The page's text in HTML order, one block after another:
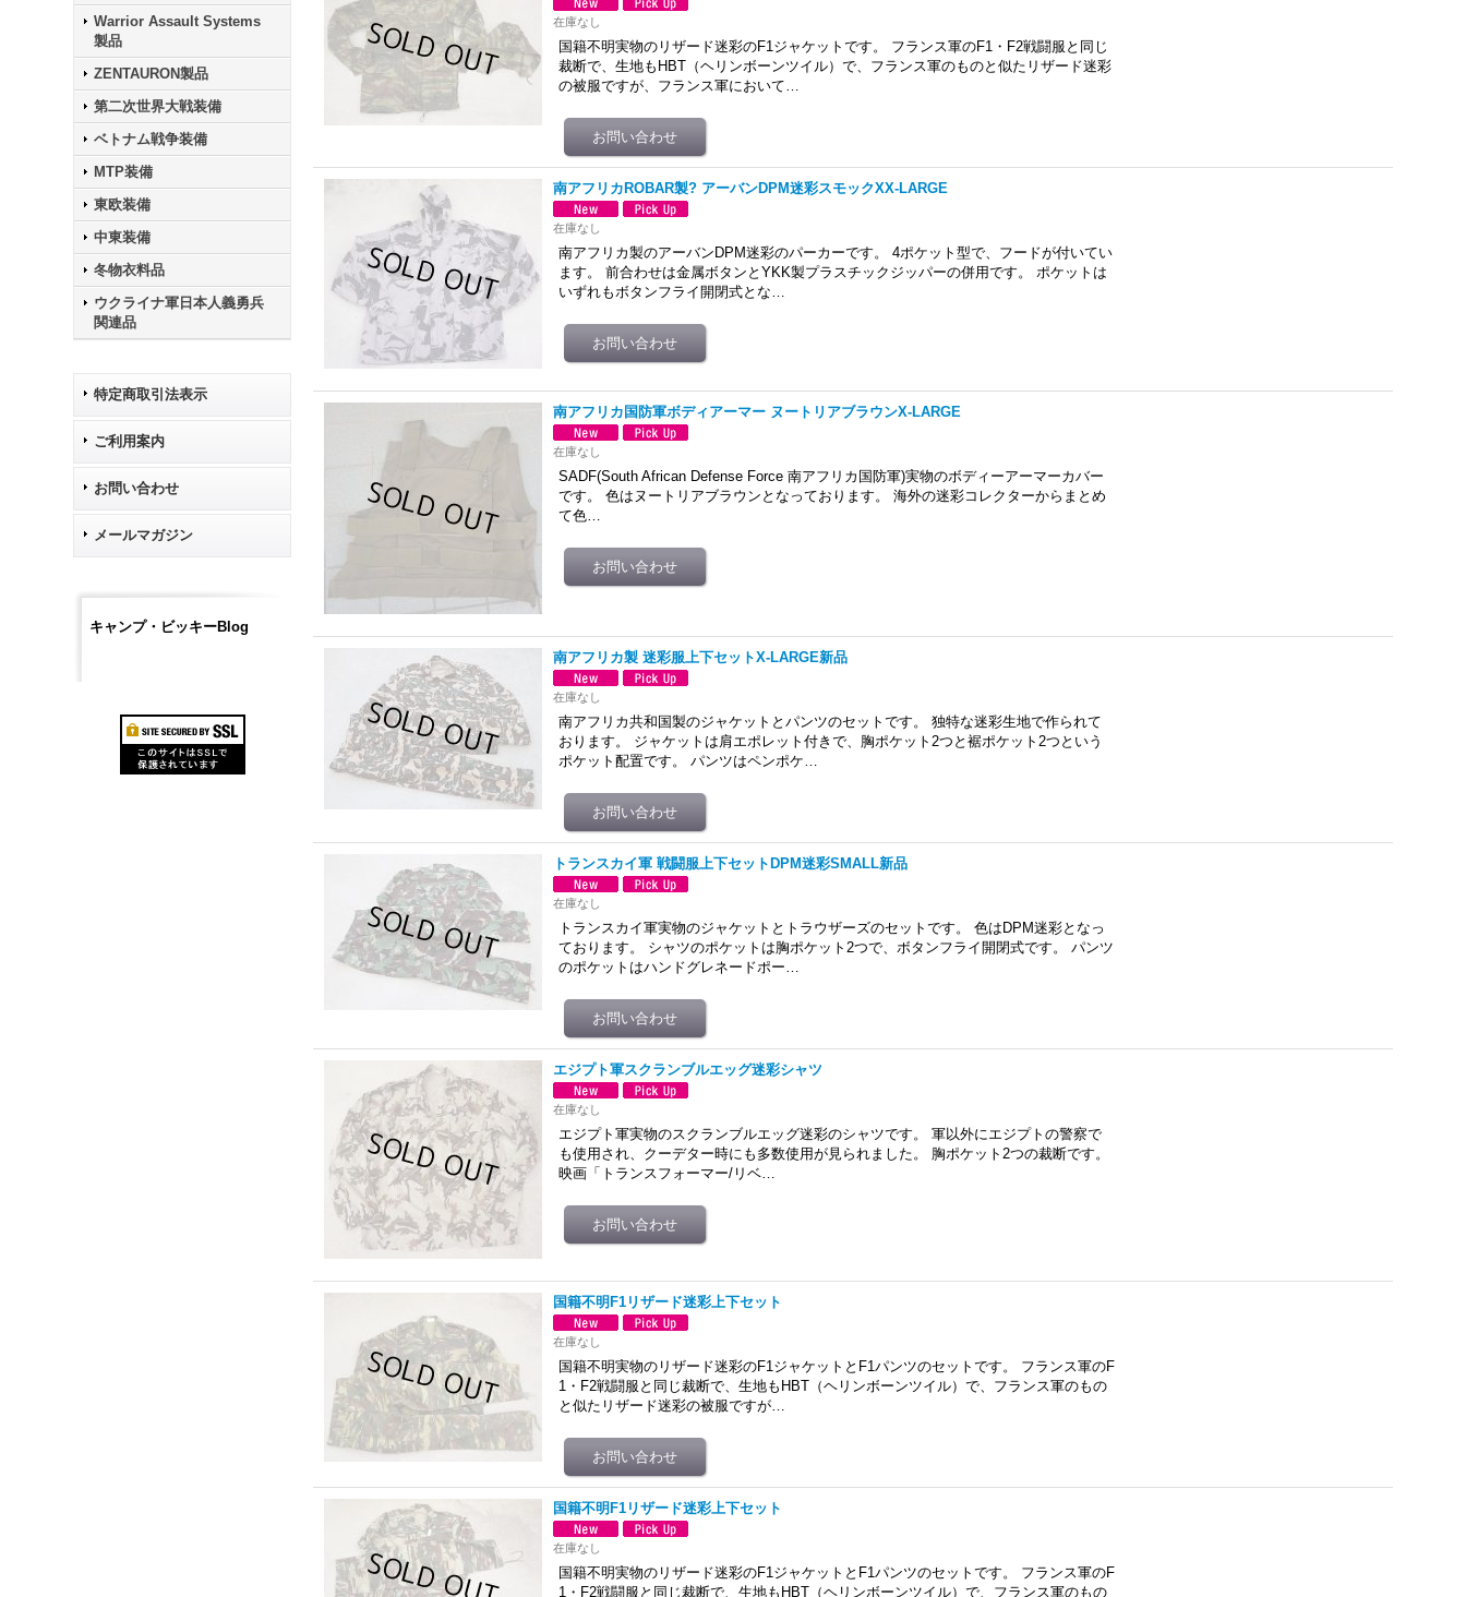
Warrior Assault Systems
製品
ZENTAURON製品
第二次世界大戦装備
ベトナム戦争装備
MTP装備
東欧装備
中東装備
冬物衣料品
ウクライナ軍日本人義勇兵
関連品
特定商取引法表示
ご利用案内
お問い合わせ
メールマガジン
キャンプ・ビッキーBlog
在庫なし
国籍不明実物のリザード迷彩のF1ジャケットです。 フランス軍のF1・F2戦闘服と同じ
裁断で、生地もHBT（ヘリンボーンツイル）で、フランス軍のものと似たリザード迷彩
の被服ですが、フランス軍において…
南アフリカROBAR製? アーバンDPM迷彩スモックXX-LARGE
在庫なし
南アフリカ製のアーバンDPM迷彩のパーカーです。 4ポケット型で、フードが付いてい
ます。 前合わせは金属ボタンとYKK製プラスチックジッパーの併用です。 ポケットは
いずれもボタンフライ開閉式とな…
南アフリカ国防軍ボディアーマー ヌートリアブラウンX-LARGE
在庫なし
SADF(South African Defense Force 南アフリカ国防軍)実物のボディーアーマーカバー
です。 色はヌートリアブラウンとなっております。 海外の迷彩コレクターからまとめ
て色…
南アフリカ製 迷彩服上下セットX-LARGE新品
在庫なし
南アフリカ共和国製のジャケットとパンツのセットです。 独特な迷彩生地で作られて
おります。 ジャケットは肩エポレット付きで、胸ポケット2つと裾ポケット2つという
ポケット配置です。 パンツはペンポケ…
トランスカイ軍 戦闘服上下セットDPM迷彩SMALL新品
在庫なし
トランスカイ軍実物のジャケットとトラウザーズのセットです。 色はDPM迷彩となっ
ております。 シャツのポケットは胸ポケット2つで、ボタンフライ開閉式です。 パンツ
のポケットはハンドグレネードポー…
エジプト軍スクランブルエッグ迷彩シャツ
在庫なし
エジプト軍実物のスクランブルエッグ迷彩のシャツです。 軍以外にエジプトの警察で
も使用され、クーデター時にも多数使用が見られました。 胸ポケット2つの裁断です。
映画「トランスフォーマー/リベ…
国籍不明F1リザード迷彩上下セット
在庫なし
国籍不明実物のリザード迷彩のF1ジャケットとF1パンツのセットです。 フランス軍のF
1・F2戦闘服と同じ裁断で、生地もHBT（ヘリンボーンツイル）で、フランス軍のもの
と似たリザード迷彩の被服ですが…
国籍不明F1リザード迷彩上下セット
在庫なし
国籍不明実物のリザード迷彩のF1ジャケットとF1パンツのセットです。 フランス軍のF
1・F2戦闘服と同じ裁断で、生地もHBT（ヘリンボーンツイル）で、フランス軍のもの